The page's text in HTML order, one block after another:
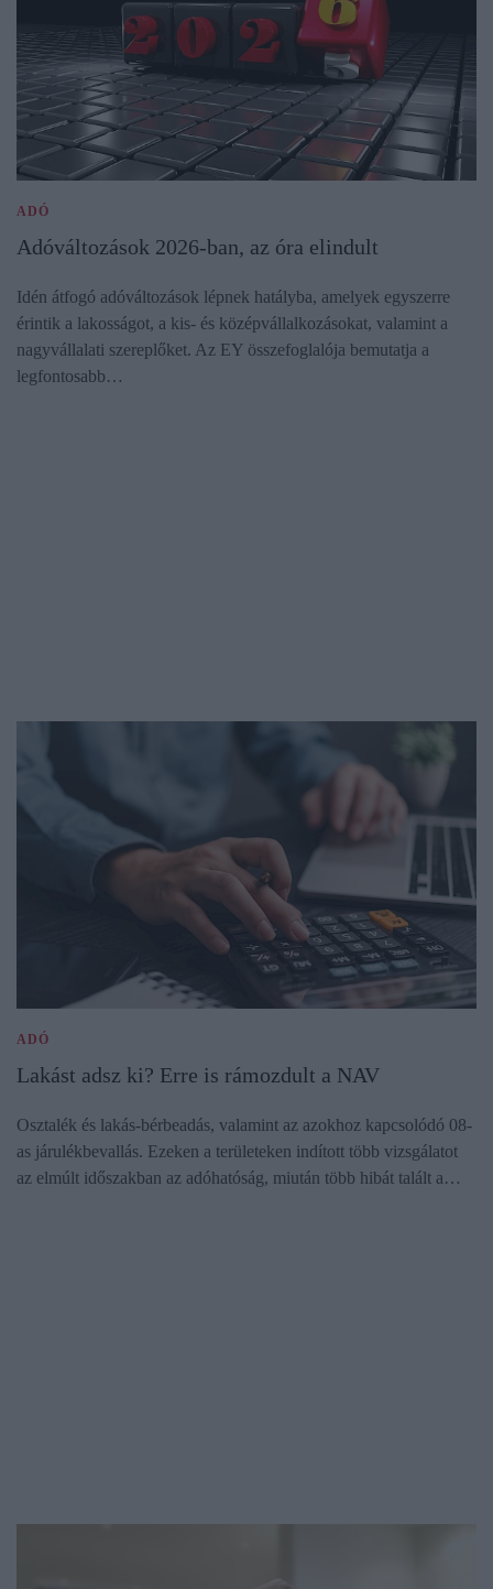
ADÓ
Adóváltozások 2026-ban, az óra elindult
Idén átfogó adóváltozások lépnek hatályba, amelyek egyszerre
érintik a lakosságot, a kis- és középvállalkozásokat, valamint a
nagyvállalati szereplőket. Az EY összefoglalója bemutatja a
legfontosabb…
ADÓ
Lakást adsz ki? Erre is rámozdult a NAV
Osztalék és lakás-bérbeadás, valamint az azokhoz kapcsolódó 08-
as járulékbevallás. Ezeken a területeken indított több vizsgálatot
az elmúlt időszakban az adóhatóság, miután több hibát talált a…